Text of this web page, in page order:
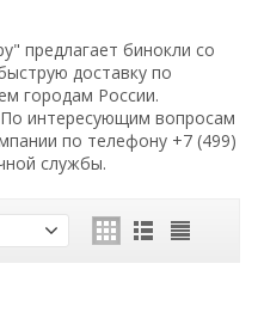
предлагает бинокли со
доставку по
городам России.
интересующим вопросам
по телефону +7 (499)
службы.